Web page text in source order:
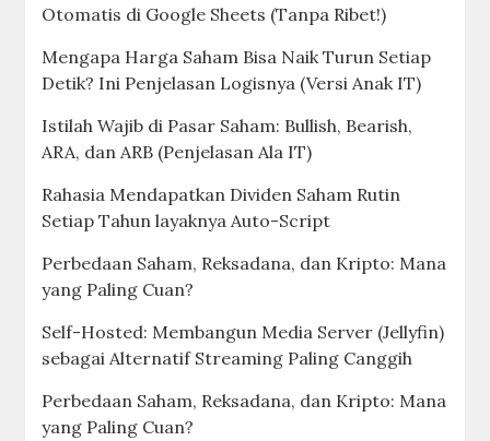
Otomatis di Google Sheets (Tanpa Ribet!)
Mengapa Harga Saham Bisa Naik Turun Setiap
Detik? Ini Penjelasan Logisnya (Versi Anak IT)
Istilah Wajib di Pasar Saham: Bullish, Bearish,
ARA, dan ARB (Penjelasan Ala IT)
Rahasia Mendapatkan Dividen Saham Rutin
Setiap Tahun layaknya Auto-Script
Perbedaan Saham, Reksadana, dan Kripto: Mana
yang Paling Cuan?
Self-Hosted: Membangun Media Server (Jellyfin)
sebagai Alternatif Streaming Paling Canggih
Perbedaan Saham, Reksadana, dan Kripto: Mana
yang Paling Cuan?